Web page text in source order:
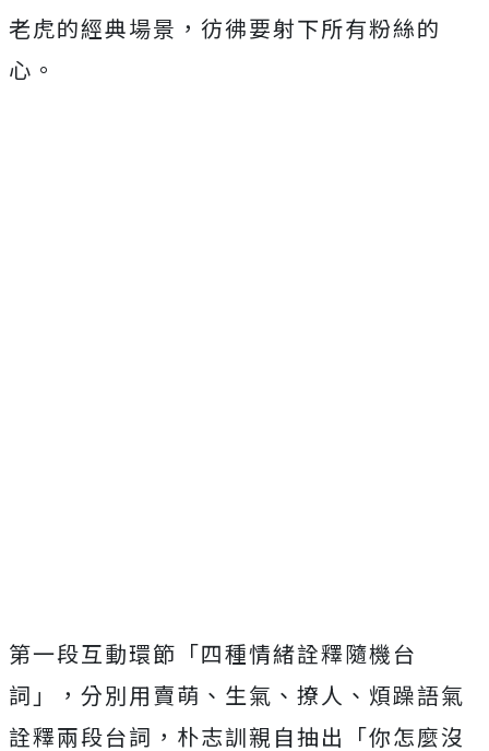
老虎的經典場景，彷彿要射下所有粉絲的
心。
第一段互動環節「四種情緒詮釋隨機台
詞」，分別用賣萌、生氣、撩 人、煩躁語氣
詮釋兩段台詞，朴志訓親自抽出「你怎麼沒